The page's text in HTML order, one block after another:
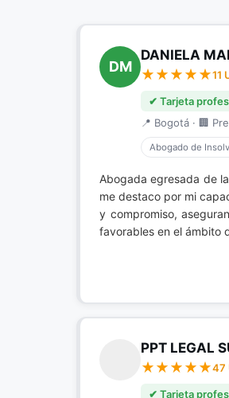
DM
DANIELA
11
✔ Tarjeta
📍 Bogotá · 🏢
Abogado de
Abogada egresada de
me destaco por mi
y compromiso,
favorables en el ámbito
PPT LEGAL
47
✔ Tarjeta